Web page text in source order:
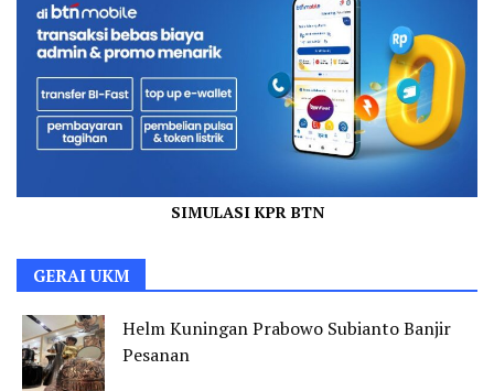
SIMULASI KPR BTN
GERAI UKM
Helm Kuningan Prabowo Subianto Banjir
Pesanan